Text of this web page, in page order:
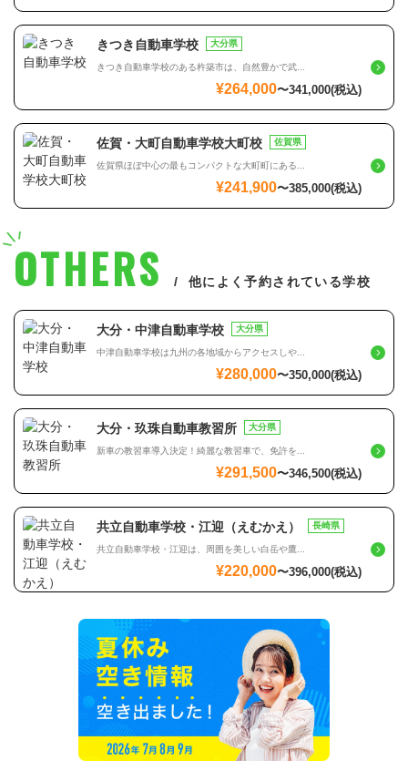
大分県
きつき自動車学校
きつき自動車学校のある杵築市は、自然豊かで武...
¥264,000〜341,000(税込)
佐賀県
佐賀・大町自動車学校大町校
佐賀県ほぼ中心の最もコンパクトな大町町にある...
¥241,900〜385,000(税込)
OTHERS 他によく予約されている学校
大分県
大分・中津自動車学校
中津自動車学校は九州の各地域からアクセスしや...
¥280,000〜350,000(税込)
大分県
大分・玖珠自動車教習所
新車の教習車導入決定！綺麗な教習車で、免許を...
¥291,500〜346,500(税込)
長崎県
共立自動車学校・江迎（えむかえ）
共立自動車学校・江迎は、周囲を美しい白岳や鷹...
¥220,000〜396,000(税込)